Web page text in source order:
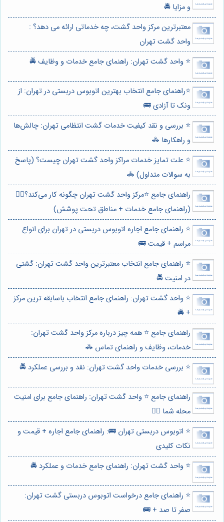
و مزایا 🚔
معتبرترین مرکز واحد گشت، چه خدماتی ارائه می دهد؟ :
واحد گشت تهران
⭐️ واحد گشت تهران: راهنمای جامع خدمات و وظایف 🚔
⭐️راهنمای جامع انتخاب بهترین اتوبوس دربستی در تهران: از
ونک تا آزادی 🚌
⭐️ بررسی و نقد کیفیت خدمات گشت انتظامی تهران: چالش‌ها
و راهکارها 🚓
⭐️ علت تمایز خدمات مراکز واحد گشت تهران چیست؟ (پاسخ
به سوالات متداول) 🚓
راهنمای جامع ⭐️مرکز واحد گشت تهران چگونه کار می‌کند؟👮‍♂️
(راهنمای جامع خدمات + مناطق تحت پوشش)
⭐️ راهنمای جامع اجاره اتوبوس دربستی در تهران برای انواع
مراسم + قیمت 🚌
⭐️ راهنمای جامع انتخاب معتبرترین واحد گشت تهران: گشتی
در امنیت 🚔
⭐️ واحد گشت تهران: راهنمای جامع انتخاب باسابقه ترین مرکز
+ 🚔
راهنمای جامع ⭐️ همه چیز درباره مرکز واحد گشت تهران:
خدمات، وظایف و راهنمای تماس 🚓
⭐️ بررسی خدمات واحد گشت تهران: نقد و بررسی عملکرد 🚔
راهنمای جامع ⭐️ واحد گشت تهران: راهنمای جامع برای امنیت
محله شما 👮‍♂️
⭐️ اتوبوس دربستی تهران 🚌: راهنمای جامع اجاره + قیمت و
نکات کلیدی
⭐️ واحد گشت تهران: راهنمای جامع خدمات و عملکرد 🚔
⭐️ راهنمای جامع درخواست اتوبوس دربستی گشت تهران:
صفر تا صد + 🚌